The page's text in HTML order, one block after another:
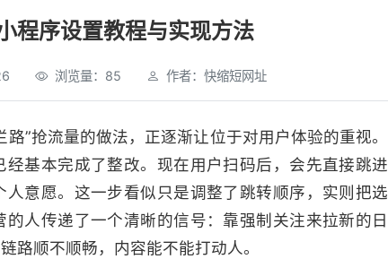
程序设置教程与实现方法
浏览量：85 作者：快缩短网址
”抢流量的做法，正逐渐让位于对用户体验的重视。
基本完成了整改。现在用户扫码后，会先直接跳进
意愿。这一步看似只是调整了跳转顺序，实则把选
人传递了一个清晰的信号：靠强制关注来拉新的日
路顺不顺畅，内容能不能打动人。